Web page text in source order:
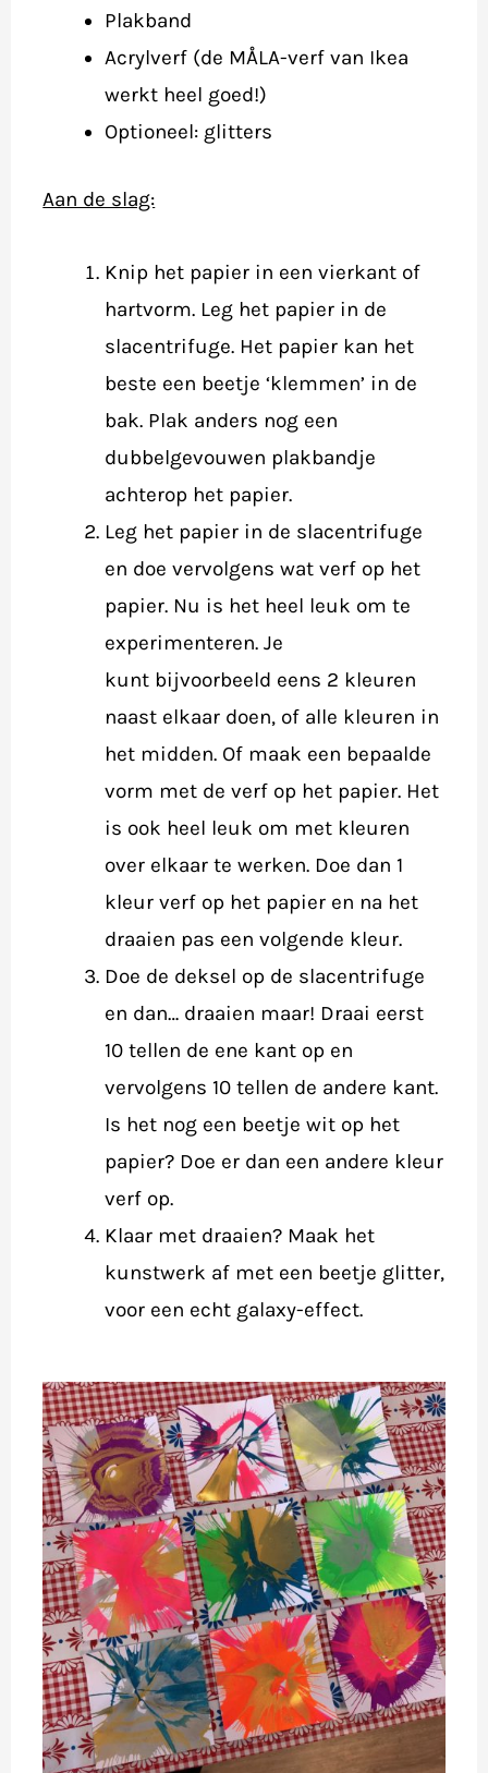
Plakband
Acrylverf (de MÅLA-verf van Ikea
werkt heel goed!)
Optioneel: glitters
Aan de slag:
Knip het papier in een vierkant of
hartvorm. Leg het papier in de
slacentrifuge. Het papier kan het
beste een beetje ‘klemmen’ in de
bak. Plak anders nog een
dubbelgevouwen plakbandje
achterop het papier.
Leg het papier in de slacentrifuge
en doe vervolgens wat verf op het
papier. Nu is het heel leuk om te
experimenteren. Je
kunt bijvoorbeeld eens 2 kleuren
naast elkaar doen, of alle kleuren in
het midden. Of maak een bepaalde
vorm met de verf op het papier. Het
is ook heel leuk om met kleuren
over elkaar te werken. Doe dan 1
kleur verf op het papier en na het
draaien pas een volgende kleur.
Doe de deksel op de slacentrifuge
en dan… draaien maar! Draai eerst
10 tellen de ene kant op en
vervolgens 10 tellen de andere kant.
Is het nog een beetje wit op het
papier? Doe er dan een andere kleur
verf op.
Klaar met draaien? Maak het
kunstwerk af met een beetje glitter,
voor een echt galaxy-effect.